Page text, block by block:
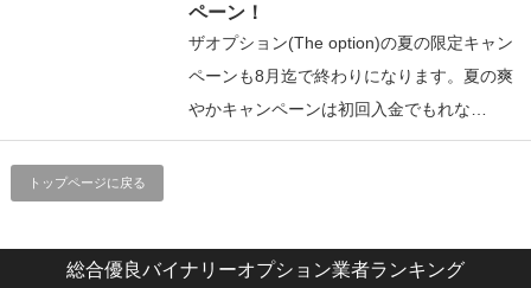
ペーン！
ザオプション(The option)の夏の限定キャン
ペーンも8月迄で終わりになります。夏の爽
やかキャンペーンは初回入金でもれな…
トップページに戻る
総合優良バイナリーオプション業者ランキング